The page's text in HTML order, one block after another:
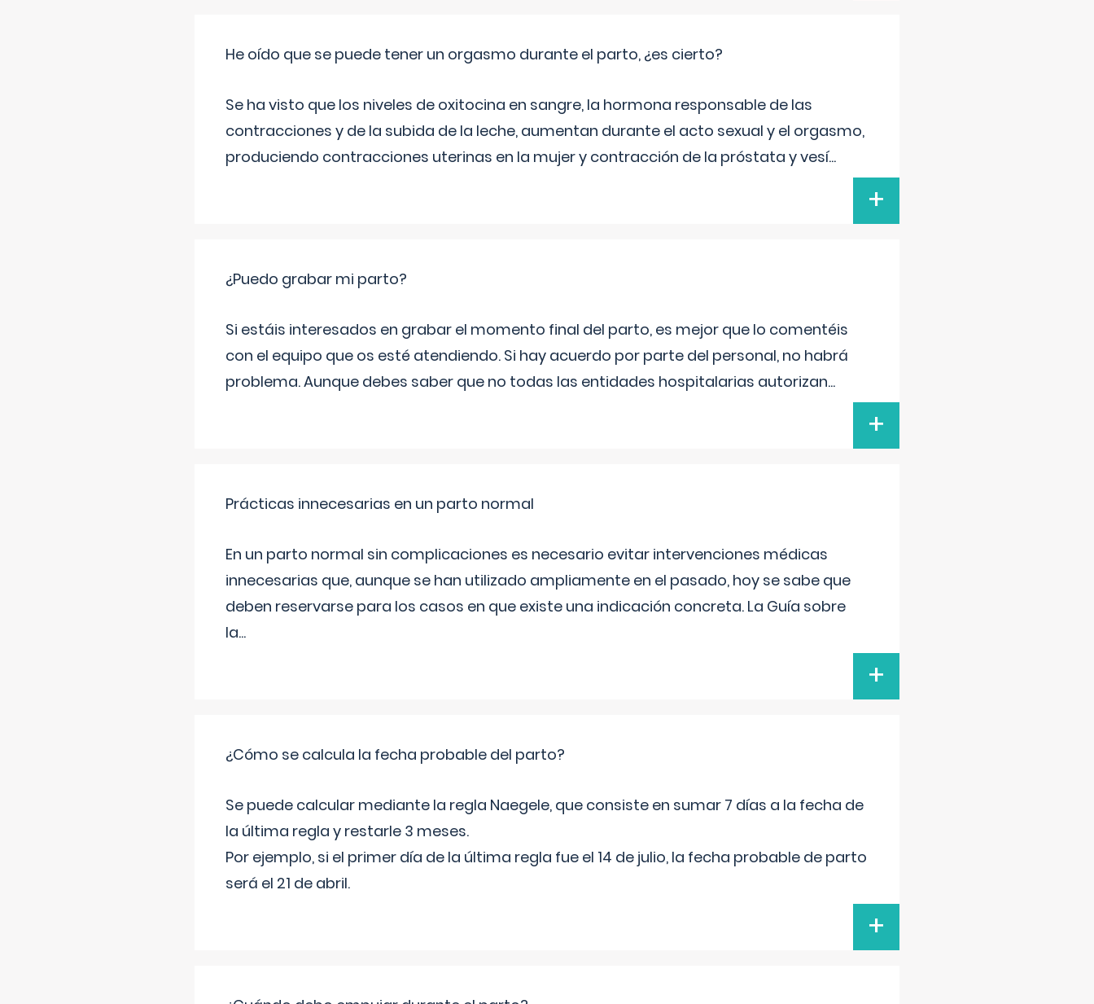
He oído que se puede tener un orgasmo durante el parto, ¿es cierto?
Se ha visto que los niveles de oxitocina en sangre, la hormona responsable de las
contracciones y de la subida de la leche, aumentan durante el acto sexual y el orgasmo,
produciendo contracciones uterinas en la mujer y contracción de la próstata y vesí...
+
¿Puedo grabar mi parto?
Si estáis interesados en grabar el momento final del parto, es mejor que lo comentéis
con el equipo que os esté atendiendo. Si hay acuerdo por parte del personal, no habrá
problema. Aunque debes saber que no todas las entidades hospitalarias autorizan...
+
Prácticas innecesarias en un parto normal
En un parto normal sin complicaciones es necesario evitar intervenciones médicas
innecesarias que, aunque se han utilizado ampliamente en el pasado, hoy se sabe que
deben reservarse para los casos en que existe una indicación concreta. La Guía sobre
la...
+
¿Cómo se calcula la fecha probable del parto?
Se puede calcular mediante la regla Naegele, que consiste en sumar 7 días a la fecha de
la última regla y restarle 3 meses.
Por ejemplo, si el primer día de la última regla fue el 14 de julio, la fecha probable de parto
será el 21 de abril.
+